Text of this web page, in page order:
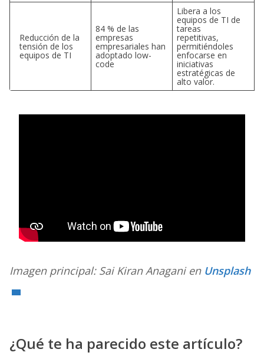
Reducción de la
tensión de los
equipos de TI
84 % de las
empresas
empresariales han
adoptado low-
code
Libera a los
equipos de TI de
tareas
repetitivas,
permitiéndoles
enfocarse en
iniciativas
estratégicas de
alto valor.
Imagen principal: Sai Kiran Anagani en Unsplash
¿Qué te ha parecido este artículo?